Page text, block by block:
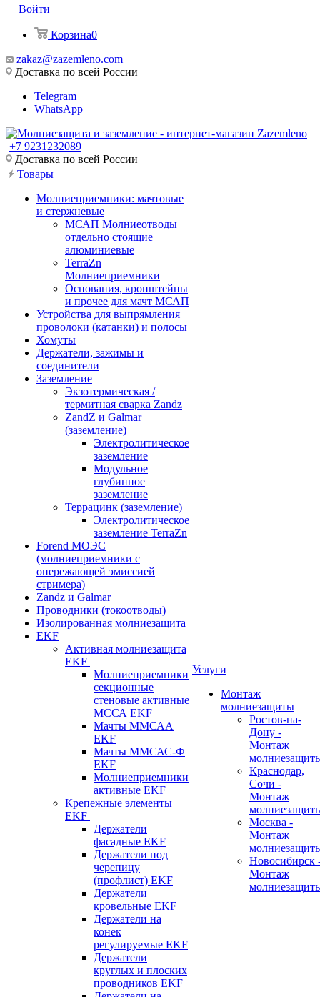
Войти
Корзина0
zakaz@zazemleno.com
Доставка по всей России
Telegram
WhatsApp
+7 9231232089
Доставка по всей России
Товары
Молниеприемники: мачтовые
и стержневые
МСАП Молниеотводы
отдельно стоящие
алюминиевые
TerraZn
Молниеприемники
Основания, кронштейны
и прочее для мачт МСАП
Устройства для выпрямления
проволоки (катанки) и полосы
Хомуты
Держатели, зажимы и
соединители
Заземление
Экзотермическая /
термитная сварка Zandz
ZandZ и Galmar
(заземление)
Электролитическое
заземление
Модульное
глубинное
заземление
Террацинк (заземление)
Электролитическое
заземление TerraZn
Forend МОЭС
(молниеприемники с
опережающей эмиссией
стримера)
Zandz и Galmar
Проводники (токоотводы)
Изолированная молниезащита
EKF
Активная молниезащита
EKF
Молниеприемники
секционные
стеновые активные
МССА EKF
Мачты ММСАА
EKF
Мачты ММСАС-Ф
EKF
Молниеприемники
активные EKF
Крепежные элементы
EKF
Держатели
фасадные EKF
Держатели под
черепицу
(профлист) EKF
Держатели
кровельные EKF
Держатели на
конек
регулируемые EKF
Держатели
круглых и плоских
проводников EKF
Услуги
Монтаж
молниезащиты
Ростов-на-
Дону -
Монтаж
Краснодар,
Сочи -
Монтаж
Москва -
Монтаж
Новосибирск
Монтаж